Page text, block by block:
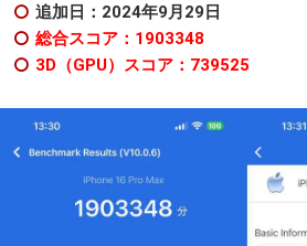
追加日：2024年9月29日
総合スコア：1903348
3D（GPU）スコア：739525